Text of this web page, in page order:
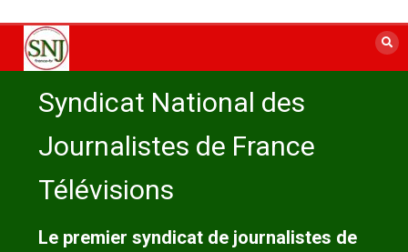
contenu
Syndicat National des
Journalistes de France
Télévisions
Le premier syndicat de journalistes de